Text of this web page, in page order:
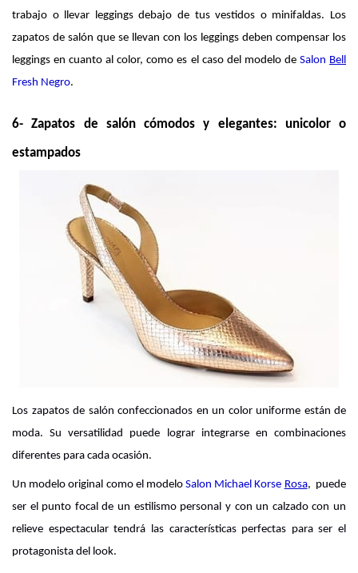
trabajo o llevar leggings debajo de tus vestidos o minifaldas. Los
zapatos de salón que se llevan con los leggings deben compensar los
leggings en cuanto al color, como es el caso del modelo de Salon Bell
Fresh Negro.
6- Zapatos de salón cómodos y elegantes: unicolor o
estampados
Los zapatos de salón confeccionados en un color uniforme están de
moda. Su versatilidad puede lograr integrarse en combinaciones
diferentes para cada ocasión.
Un modelo original como el modelo Salon Michael Korse Rosa,  puede
ser el punto focal de un estilismo personal y con un calzado con un
relieve espectacular tendrá las características perfectas para ser el
protagonista del look.